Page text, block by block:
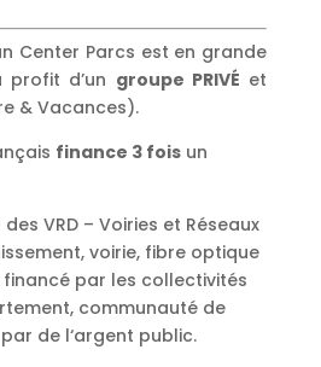
Center Parcs est en grande
profit d’un groupe PRIVÉ et
& Vacances).
finance 3 foisun
VRD – Voiries et Réseaux
voirie, fibre optique
par les collectivités
communauté de
de l‘argent public.